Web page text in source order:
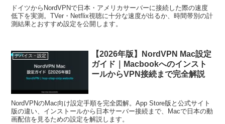
ドイツからNordVPNで日本・アメリカサーバーに接続した際の速度
低下を実測。TVer・Netflix視聴に十分な速度が出るか、時間帯別の計
測結果とおすすめ設定を公開します。
デバイス・設定
【2026年版】NordVPN Mac設定
ガイド｜Macbookへのインスト
ールからVPN接続まで完全解説
NordVPNのMac向け設定手順を完全図解。App Store版と公式サイト
版の違い、インストールから日本サーバー接続まで、Macで日本の動
画配信を見るための設定を解説します。